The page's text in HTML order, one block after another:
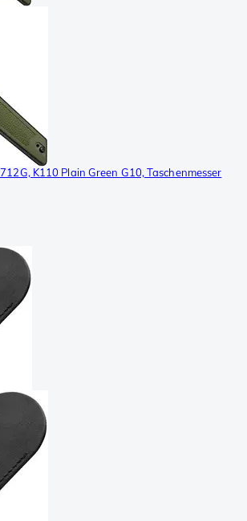
K110 Plain Green G10, Taschenmesser